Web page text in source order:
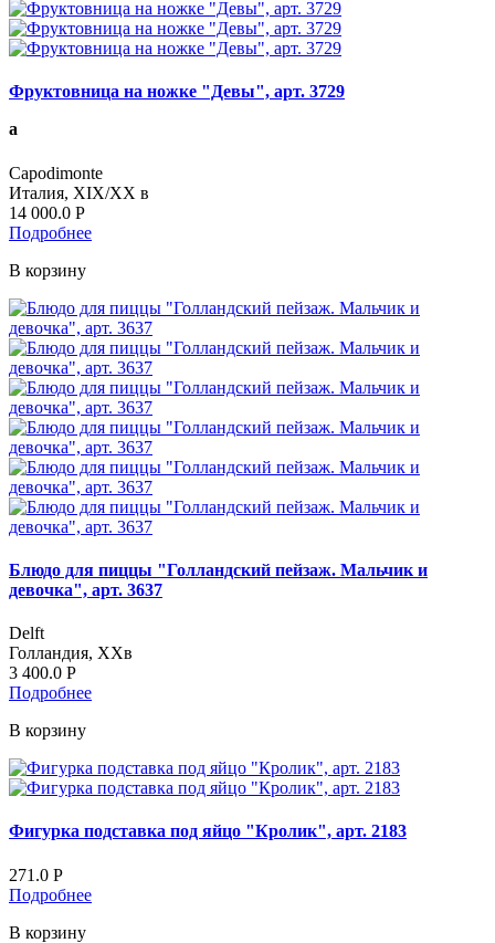
Фруктовница на ножке "Девы", арт. 3729
а
Capodimonte
Италия, XIX/XX в
14 000.0 Р
Подробнее
В корзину
Блюдо для пиццы "Голландский пейзаж. Мальчик и
девочка", арт. 3637
Delft
Голландия, ХХв
3 400.0 Р
Подробнее
В корзину
Фигурка подставка под яйцо "Кролик", арт. 2183
271.0 Р
Подробнее
В корзину